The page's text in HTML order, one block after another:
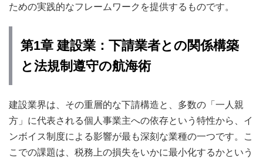
ための実践的なフレームワークを提供するものです。
第1章 建設業：下請業者との関係構築
と法規制遵守の航海術
建設業界は、その重層的な下請構造と、多数の「一人親
方」に代表される個人事業主への依存という特性から、イ
ンボイス制度による影響が最も深刻な業種の一つです。こ
こでの課題は、税務上の損失をいかに最小化するかという